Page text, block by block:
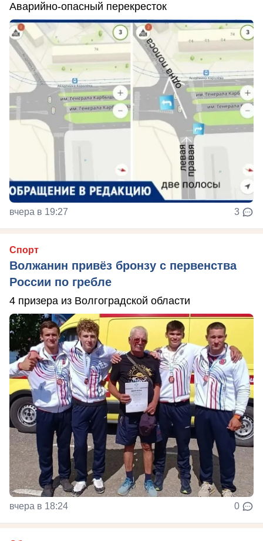
Аварийно-опасный перекресток
вчера в 19:27 3
Спорт
Волжанин привёз бронзу с первенства
России по гребле
4 призера из Волгоградской области
вчера в 18:24 0